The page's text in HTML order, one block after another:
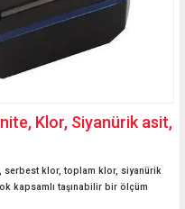
Klor, Siyanürik asit,
serbest klor, toplam klor, siyanürik
kapsamlı taşınabilir bir ölçüm